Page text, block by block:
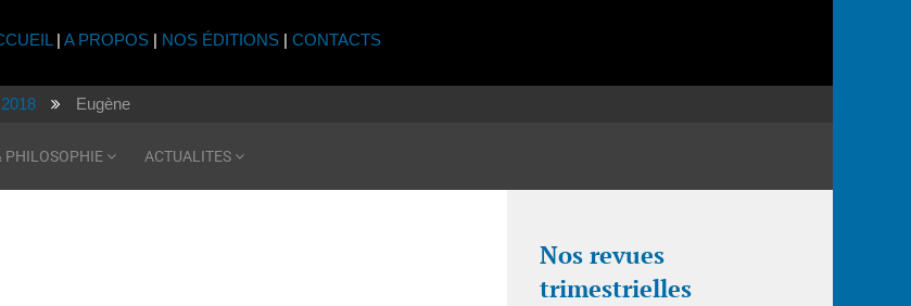
| A PROPOS| NOS ÉDITIONS| CONTACTS
Eugène
PHILOSOPHIE ACTUALITES
Nos revues
trimestrielles